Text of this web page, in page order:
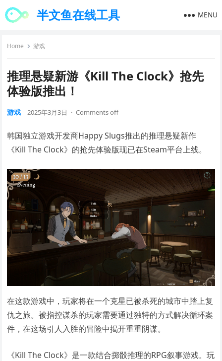
半文鱼在线工具 MENU
Home 游戏
推理悬疑新游《Kill The Clock》抢先
体验版推出！
游戏 2025年3月3日 · Comments off
韩国独立游戏开发商Happy Slugs推出的推理悬疑新作
《Kill The Clock》的抢先体验版现已在Steam平台上线。
在这款游戏中，玩家将在一个克星已被杀死的城市中踏上复
仇之旅。被指控谋杀的玩家需要通过独特的方式解决循环案
件，在这场引人入胜的冒险中揭开重重阴谋。
《Kill The Clock》是一款结合掷骰推理的RPG叙事游戏。玩